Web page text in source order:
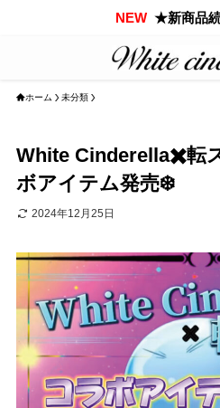
NEW★新商品
ホーム 未分類
White Cinderella✖️転
ボアイテム発売❄️
2024年12月25日